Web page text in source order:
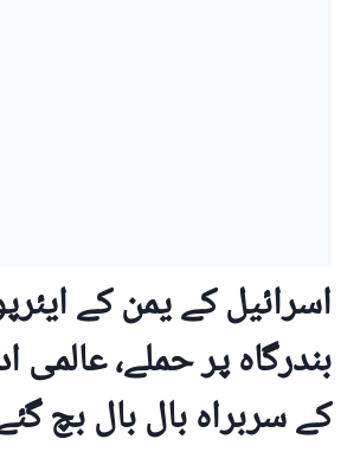
اسرائیل کے یمن کے
بندرگاہ پر حملے،
کے سربراہ بال بال بچ